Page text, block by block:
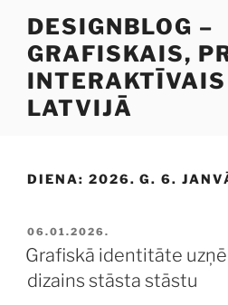
saturu
DESIGNBLOG –
GRAFISKAIS,
LATVIJĀ
DIENA: 2026. G. 6.
PUBLICĒTS
06.01.2026.
Grafiskā identitāte
dizains stāsta stāstu